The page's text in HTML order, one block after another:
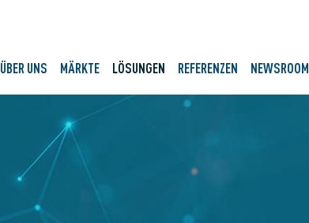
ÜBER UNS
MÄRKTE LÖSUNGEN REFERENZEN NEWSROOM